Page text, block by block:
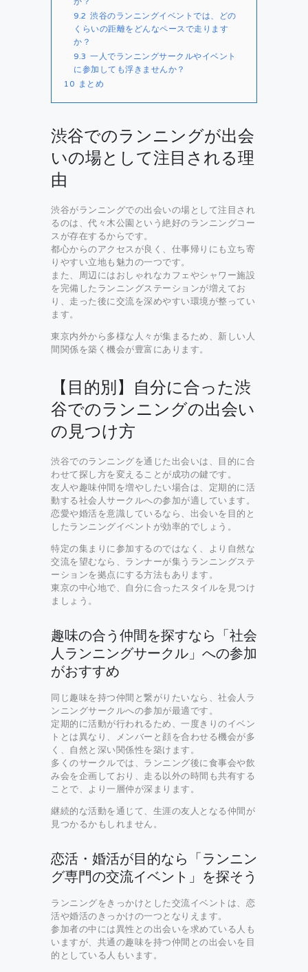
9.2 渋谷のランニングイベントでは、どの
くらいの距離をどんなペースで走ります
か？
9.3 一人でランニングサークルやイベント
に参加しても浮きませんか？
10 まとめ
渋谷でのランニングが出会
いの場として注目される理
由
渋谷がランニングでの出会いの場として注目され
るのは、代々木公園という絶好のランニングコー
スが存在するからです。
都心からのアクセスが良く、仕事帰りにも立ち寄
りやすい立地も魅力の一つです。
また、周辺にはおしゃれなカフェやシャワー施設
を完備したランニングステーションが増えてお
り、走った後に交流を深めやすい環境が整ってい
ます。
東京内外から多様な人々が集まるため、新しい人
間関係を築く機会が豊富にあります。
【目的別】自分に合った渋
谷でのランニングの出会い
の見つけ方
渋谷でのランニングを通じた出会いは、目的に合
わせて探し方を変えることが成功の鍵です。
友人や趣味仲間を増やしたい場合は、定期的に活
動する社会人サークルへの参加が適しています。
恋愛や婚活を意識しているなら、出会いを目的と
したランニングイベントが効率的でしょう。
特定の集まりに参加するのではなく、より自然な
交流を望むなら、ランナーが集うランニングステ
ーションを拠点にする方法もあります。
東京の中心地で、自分に合ったスタイルを見つけ
ましょう。
趣味の合う仲間を探すなら「社会
人ランニングサークル」への参加
がおすすめ
同じ趣味を持つ仲間と繋がりたいなら、社会人ラ
ンニングサークルへの参加が最適です。
定期的に活動が行われるため、一度きりのイベン
トとは異なり、メンバーと顔を合わせる機会が多
く、自然と深い関係性を築けます。
多くのサークルでは、ランニング後に食事会や飲
み会を企画しており、走る以外の時間も共有する
ことで、より一層仲が深まります。
継続的な活動を通じて、生涯の友人となる仲間が
見つかるかもしれません。
恋活・婚活が目的なら「ランニン
グ専門の交流イベント」を探そう
ランニングをきっかけとした交流イベントは、恋
活や婚活のきっかけの一つとなりえます。
参加者の中には異性との出会いを求めている人も
いますが、共通の趣味を持つ仲間との出会いを目
的としている人もいます。